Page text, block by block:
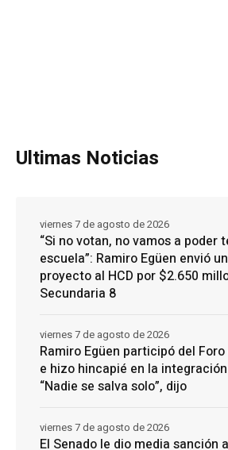
Ultimas Noticias
“Si no votan, no vamos a poder
escuela”: Ramiro Egüen envió
proyecto al HCD por $2.650
Secundaria 8
viernes 7 de agosto de 2026
Ramiro Egüen participó del
e hizo hincapié en la
“Nadie se salva solo”, dijo
viernes 7 de agosto de 2026
El Senado le dio media sanción
viernes 7 de agosto de 2026